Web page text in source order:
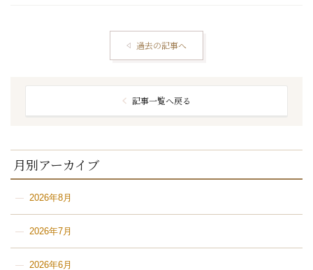
過去の記事へ
記事一覧へ戻る
月別アーカイブ
2026年8月
2026年7月
2026年6月